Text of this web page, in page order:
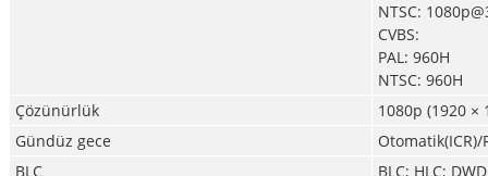
NTSC:
CVBS:
PAL: 960H
NTSC: 960H
Çözünürlük
1080p (1920 ×
Gündüz gece
BLC
BLC; HLC;